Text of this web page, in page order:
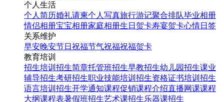
个人生活
个人简历婚礼请柬个人写真旅行游记聚合排队毕业相册
情侣相册宝宝相册家庭相册生日贺卡寿宴贺卡心情日签
关系维护
早安晚安节日祝福节气祝福祝福贺卡
教育培训
招生培训 招生简章托管班招生早教招生幼儿园招生课业
辅导招生考研招生职业技能培训招生资格证书培训招生
语言培训招生开学通知课程促销课程介绍直播网课课程
大纲课程表暑假班招生艺术课招生乐器课招生